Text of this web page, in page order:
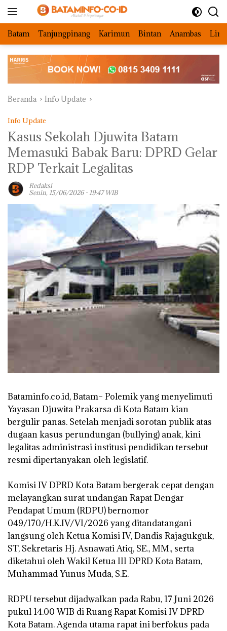
Batam Tanjungpinang Karimun Bintan Anambas
Beranda Info Update
Info Update
Kasus Sekolah Djuwita Batam
Memasuki Babak Baru: DPRD Gelar
RDP Terkait Legalitas ‎
Redaksi
Senin, 15/06/2026 - 19:47 WIB
‎Bataminfo.co.id, Batam– Polemik yang menyelimuti
Yayasan Djuwita Prakarsa di Kota Batam kian
bergulir panas. Setelah menjadi sorotan publik atas
dugaan kasus perundungan (bullying) anak, kini
legalitas administrasi institusi pendidikan tersebut
resmi dipertanyakan oleh legislatif.
‎Komisi IV DPRD Kota Batam bergerak cepat dengan
melayangkan surat undangan Rapat Dengar
Pendapat Umum (RDPU) bernomor
049/170/H.K.IV/VI/2026 yang ditandatangani
langsung oleh Ketua Komisi IV, Dandis Rajagukguk,
ST, Sekretaris Hj. Asnawati Atiq, SE., MM., serta
diketahui oleh Wakil Ketua III DPRD Kota Batam,
Muhammad Yunus Muda, S.E.
‎RDPU tersebut dijadwalkan pada Rabu, 17 Juni 2026
pukul 14.00 WIB di Ruang Rapat Komisi IV DPRD
Kota Batam. Agenda utama rapat ini berfokus pada